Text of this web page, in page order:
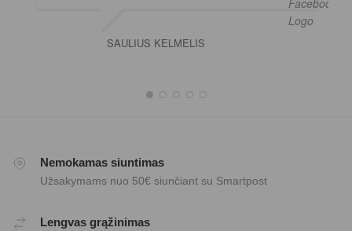
SAULIUS KELMELIS
Nemokamas siuntimas
Užsakymams nuo 50€ siunčiant su Smartpost
Lengvas grąžinimas